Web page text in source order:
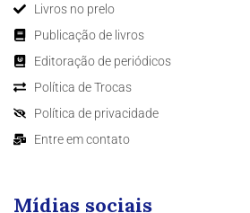
Livros no prelo
Publicação de livros
Editoração de periódicos
Política de Trocas
Política de privacidade
Entre em contato
Mídias sociais